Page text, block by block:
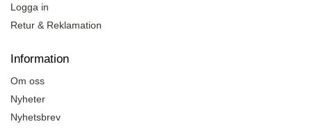
Logga in
Retur & Reklamation
Information
Om oss
Nyheter
Nyhetsbrev